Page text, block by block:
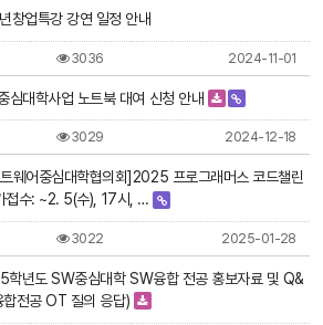
창업특강 강연 일정 안내
3036 2024-11-01
심대학사업 노트북 대여 신청 안내
3029 2024-12-18
웨어중심대학협의회]2025 프로그래머스 코드챌린
접수: ~2. 5(수), 17시, …
3022 2025-01-28
학년도 SW중심대학 SW융합 전공 홍보자료 및 Q&
전공 OT 질의 응답)